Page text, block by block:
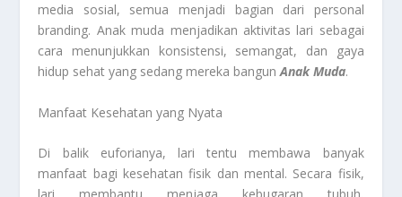
media sosial, semua menjadi bagian dari personal
branding. Anak muda menjadikan aktivitas lari sebagai
cara menunjukkan konsistensi, semangat, dan gaya
hidup sehat yang sedang mereka bangun Anak Muda.
Manfaat Kesehatan yang Nyata
Di balik euforianya, lari tentu membawa banyak
manfaat bagi kesehatan fisik dan mental. Secara fisik,